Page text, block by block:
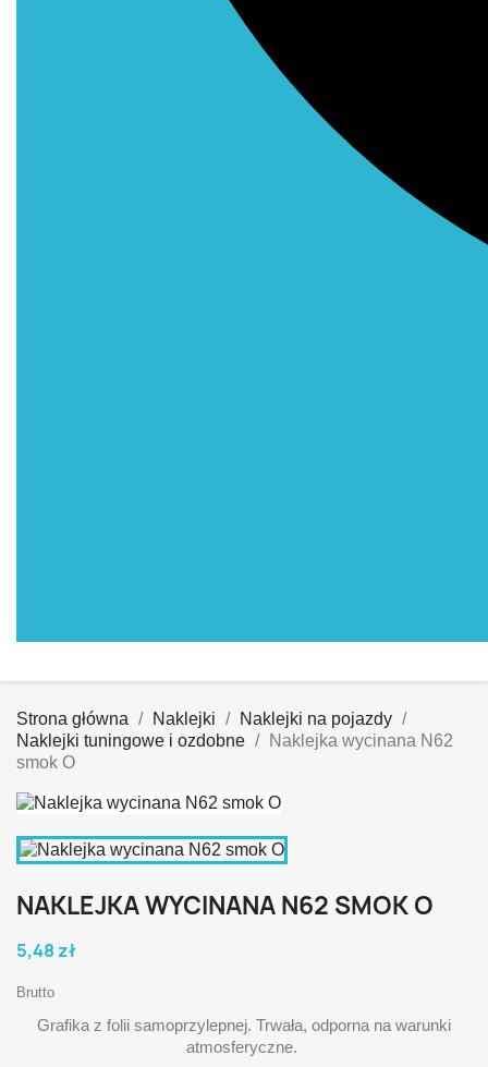
Strona główna Naklejki
Naklejki na pojazdy
Naklejki tuningowe i ozdobne
Naklejka wycinana N62
smok O
NAKLEJKA WYCINANA N62 SMOK O
5,48 zł
Brutto
Grafika z folii samoprzylepnej. Trwała, odporna na warunki
atmosferyczne.